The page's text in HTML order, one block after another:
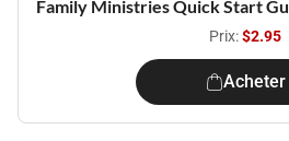
Family Ministries Quick Start
Prix:$2.95
Acheter